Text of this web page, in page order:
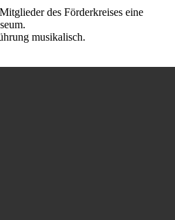
des Förderkreises eine
musikalisch.